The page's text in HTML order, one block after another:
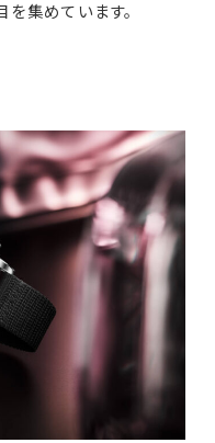
集めています。